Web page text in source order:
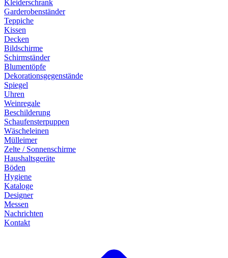
Kleiderschrank
Garderobenständer
Teppiche
Kissen
Decken
Bildschirme
Schirmständer
Blumentöpfe
Dekorationsgegenstände
Spiegel
Uhren
Weinregale
Beschilderung
Schaufensterpuppen
Wäscheleinen
Mülleimer
Zelte / Sonnenschirme
Haushaltsgeräte
Böden
Hygiene
Kataloge
Designer
Messen
Nachrichten
Kontakt